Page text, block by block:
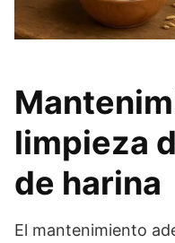
limpieza
de harina
El mantenimiento